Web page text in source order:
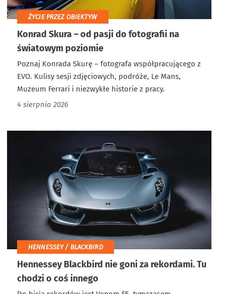
ŻYCIE PRZEZ OBIEKTYW
Konrad Skura – od pasji do fotografii na
światowym poziomie
Poznaj Konrada Skurę – fotografa współpracującego z
EVO. Kulisy sesji zdjęciowych, podróże, Le Mans,
Muzeum Ferrari i niezwykłe historie z pracy.
4 sierpnia 2026
HENNESSEY / BLACKBIRD
Hennessey Blackbird nie goni za rekordami. Tu
chodzi o coś innego